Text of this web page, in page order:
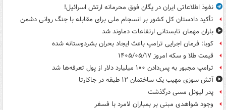
نفوذ اطلاعاتی ایران در یگان فوق محرمانه ارتش اسرائیل!
تأکید دادستان کل کشور بر انسجام ملی برای مقابله با جنگ روانی دشمن
باران مهمان تابستانی ارتفاعات دماوند شد
کوبا: فرمان اجرایی ترامپ باعث ایجاد بحران بشردوستانه شده
قیمت طلا و سکه امروز ۱۴۰۵/۰۵/۱۷
ترامپ مجبور به پس‌دادن ۱۰۰ میلیارد دلار از پول تعرفه‌ها شد
آتش سوزی مهیب یک ساختمان ۱۲ طبقه در جاکارتا
پدر لیونل مسی درگذشت
وجود شواهدی مبنی بر بمباران لامرد با فسفر